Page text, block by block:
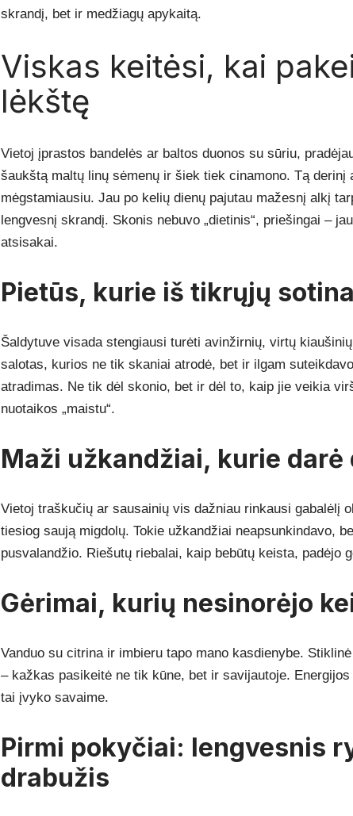
skrandį, bet ir medžiagų apykaitą.
Viskas keitėsi, kai
lėkštę
Vietoj įprastos bandelės ar baltos duonos su sūriu,
šaukštą maltų linų sėmenų ir šiek tiek cinamono. Tą
mėgstamiausiu. Jau po kelių dienų pajutau mažesnį alkį
lengvesnį skrandį. Skonis nebuvo „dietinis“, priešingai –
atsisakai.
Pietūs, kurie iš tikrųjų sotina
Šaldytuve visada stengiausi turėti avinžirnių, virtų
salotas, kurios ne tik skaniai atrodė, bet ir ilgam
atradimas. Ne tik dėl skonio, bet ir dėl to, kaip jie veikia
nuotaikos „maistu“.
Maži užkandžiai, kurie
Vietoj traškučių ar sausainių vis dažniau rinkausi gabalėlį
tiesiog saują migdolų. Tokie užkandžiai neapsunkindavo,
pusvalandžio. Riešutų riebalai, kaip bebūtų keista, padėjo
Gėrimai, kurių nesinorėjo
Vanduo su citrina ir imbieru tapo mano kasdienybe.
– kažkas pasikeitė ne tik kūne, bet ir savijautoje.
tai įvyko savaime.
Pirmi pokyčiai: lengvesnis
drabužis